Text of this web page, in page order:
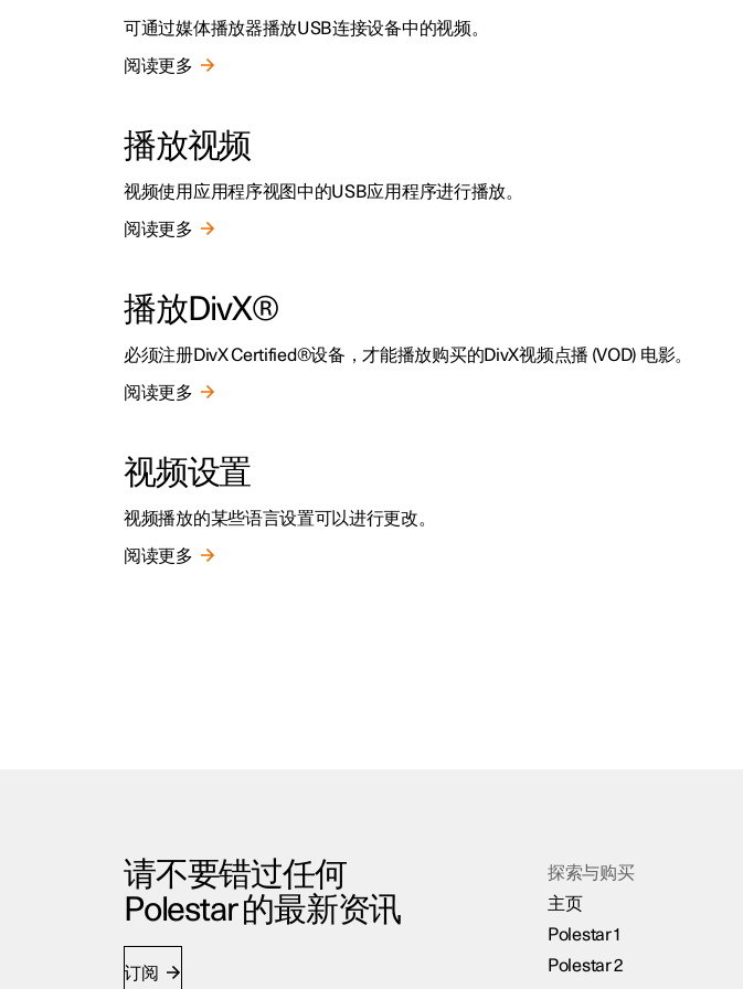
可通过媒体播放器播放USB连接设备中的视频。
阅读更多
播放视频
视频使用应用程序视图中的USB应用程序进行播放。
阅读更多
播放DivX®
必须注册DivX Certified®设备，才能播放购买的DivX视频点播 (VOD) 电影。
阅读更多
视频设置
视频播放的某些语言设置可以进行更改。
阅读更多
请不要错过任何
Polestar 的最新资讯
订阅
探索与购买
主页
Polestar 1
Polestar 2